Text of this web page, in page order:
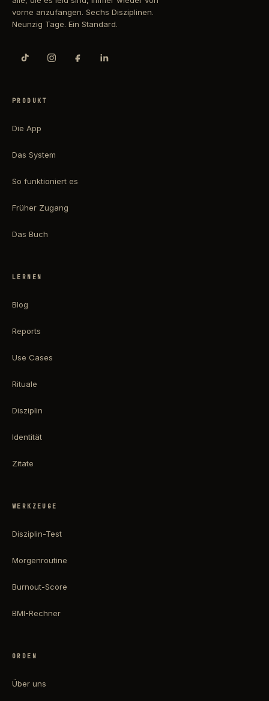
vorne anzufangen. Sechs Disziplinen.
Neunzig Tage. Ein Standard.
PRODUKT
Die App
Das System
So funktioniert es
Früher Zugang
Das Buch
LERNEN
Blog
Reports
Use Cases
Rituale
Disziplin
Identität
Zitate
WERKZEUGE
Disziplin-Test
Morgenroutine
Burnout-Score
BMI-Rechner
ORDEN
Über uns